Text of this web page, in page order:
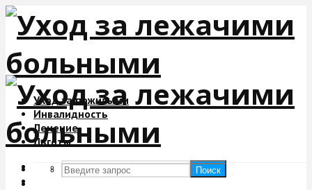
Уход за пожилыми
Инвалидность
Лечение
Льготы
Поиск
Поиск